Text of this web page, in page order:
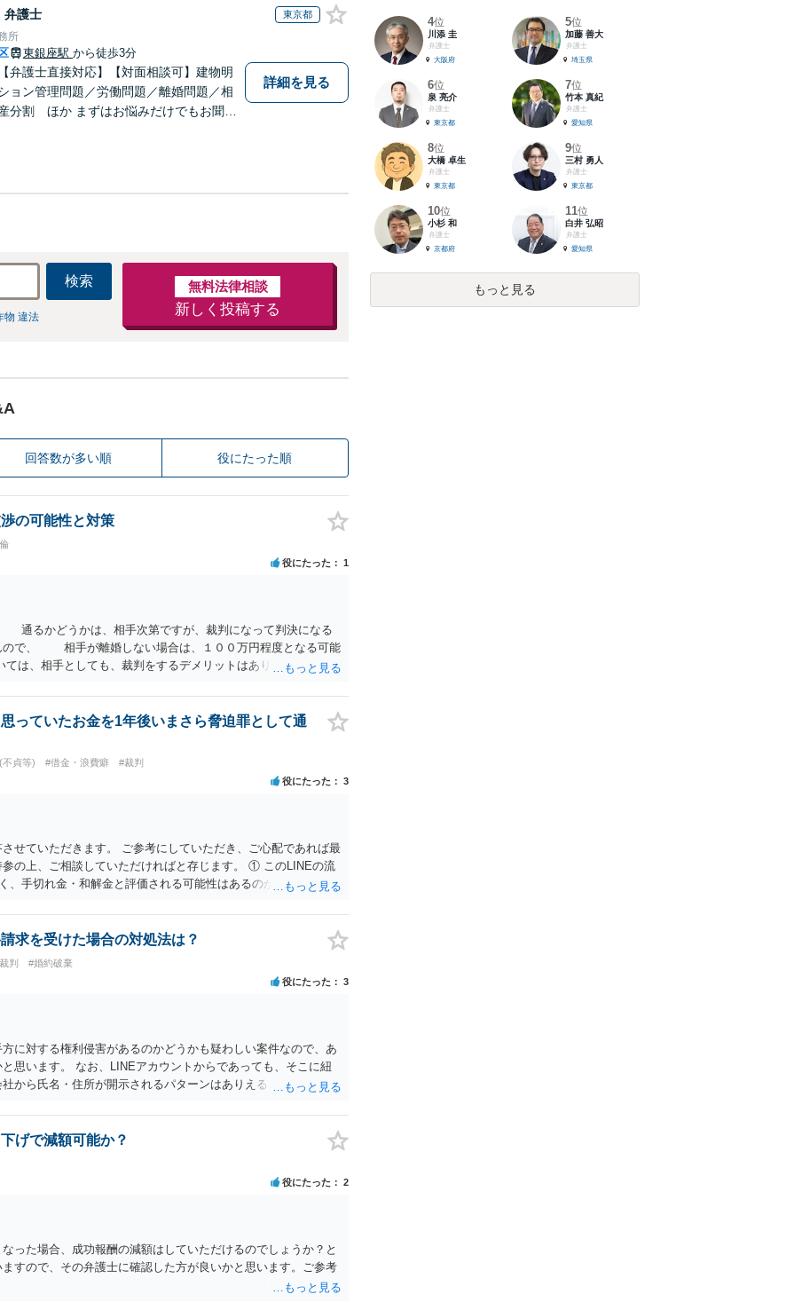
弁護士 東京都
所
東銀座駅 から徒歩3分
弁護士直接対応】【対面相談可】建物明
ョン管理問題／労働問題／離婚問題／相
分割 ほか まずはお悩みだけでもお聞か
詳細を見る
検索
物 違法
無料法律相談
新しく投稿する
回答数が多い順 役にたった順
の可能性と対策
役にたった 1
るかどうかは、相手次第ですが、裁判になって判決になる
ので、 相手が離婚しない場合は、１００万円程度となる可能
、相手としても、裁判をするデメリットはありますから（経
る多くの場合は、相手が弁護士に依頼しているケースで、５
と思います。 通常は、６０万円から８０万円程度になること
問② ご記載の内容が減額を進めるうえでの交渉材料かと思
は、交渉材料にはならないかと思いますので、ご注意くださ
綻していたことや、相手女性が結婚しているとは知らなかっ
バイケースですので、ご自身の場合にそれらの主張ができる
金を５０万円とする旨の交渉をすることが妥当かどうかと
るような金額では、その条項自体が無効になり得ますが、
良俗に反するほど高額とはいえないと考えますので、 結局
納得できるかどうかという基準でお考えいただくといいと思い
相手も納得できるか否かにかかってはきますが。 ４ 質問④
すが、 清算条項を記載しないで合意することはリスクがあ
算条項を記載するべきであるとお考えいただくといいです。 ご
れば、ご依頼になるかは別として、お近くの弁護士に直接相談
等を求めることをお勧めいたします。 ご参考にしていただ
っていたお金を1年後いまさら脅迫罪として通
不貞等) #借金・浪費癖 #裁判
役にたった 3
せていただきます。 ご参考にしていただき、ご心配であれば最
の上、ご相談していただければと存じます。 ① このLINEの流
、手切れ金・和解金と評価される可能性はあるのか ⇒LINEを含
考えます。 ② 「今後一切関与しないなら100万円振り込む」と
拠価値があるのか ⇒前後のやり取りや誓約書の具体的内容を見
認められるのか。 ⇒おそらく１００万円は不当利得（受け取る
して返還請求されているものかと推察しますので、 貸金返還で
も不安定で貯金もなくリボ払い借金が既に約100万あり。今年に
220万円を支払う事は困難 仮に裁判で敗訴した場合でも、分割
なり敗訴してしまった場合は、強制執行により不動産等の財産
られることになりますが、 和解であれば柔軟な解決が可能で
ことも十分可能です。 ⑤ このような事情であれば、私は120万
。 ⇒ご相談者様の認識を前提にすれば、１００万円も含めて返済
円のみについて交渉を続けることがベターかと存じます。
求を受けた場合の対処法は？
判 #婚約破棄
役にたった 3
に対する権利侵害があるのかどうかも疑わしい案件なので、あ
思います。 なお、LINEアカウントからであっても、そこに紐
から氏名・住所が開示されるパターンはありえるものの、本件
げで減額可能か？
役にたった 2
った場合、成功報酬の減額はしていただけるのでしょうか？と
すので、その弁護士に確認した方が良いかと思います。ご参考
4位
川添 圭
弁護士
大阪府
5位
加藤 善大
弁護士
埼玉県
6位
泉 亮介
弁護士
東京都
7位
竹本 真紀
弁護士
愛知県
8位
大橋 卓生
弁護士
東京都
9位
三村 勇人
弁護士
東京都
10位
小杉 和
弁護士
京都府
11位
白井 弘昭
弁護士
愛知県
もっと見る